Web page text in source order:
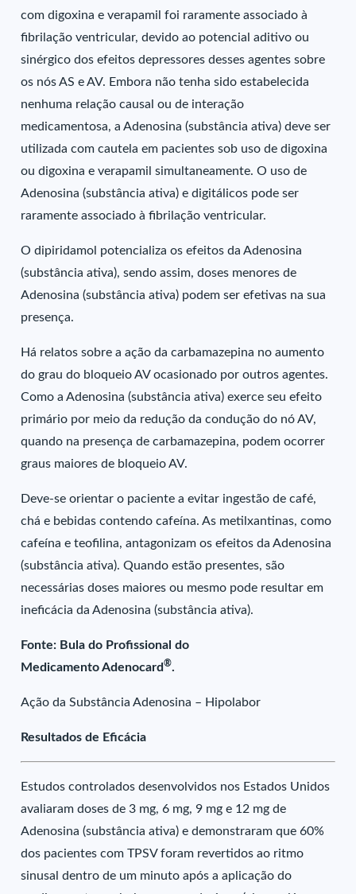
com digoxina e verapamil foi raramente associado à
fibrilação ventricular, devido ao potencial aditivo ou
sinérgico dos efeitos depressores desses agentes sobre
os nós AS e AV. Embora não tenha sido estabelecida
nenhuma relação causal ou de interação
medicamentosa, a Adenosina (substância ativa) deve ser
utilizada com cautela em pacientes sob uso de digoxina
ou digoxina e verapamil simultaneamente. O uso de
Adenosina (substância ativa) e digitálicos pode ser
raramente associado à fibrilação ventricular.
O dipiridamol potencializa os efeitos da Adenosina
(substância ativa), sendo assim, doses menores de
Adenosina (substância ativa) podem ser efetivas na sua
presença.
Há relatos sobre a ação da carbamazepina no aumento
do grau do bloqueio AV ocasionado por outros agentes.
Como a Adenosina (substância ativa) exerce seu efeito
primário por meio da redução da condução do nó AV,
quando na presença de carbamazepina, podem ocorrer
graus maiores de bloqueio AV.
Deve-se orientar o paciente a evitar ingestão de café,
chá e bebidas contendo cafeína. As metilxantinas, como
cafeína e teofilina, antagonizam os efeitos da Adenosina
(substância ativa). Quando estão presentes, são
necessárias doses maiores ou mesmo pode resultar em
ineficácia da Adenosina (substância ativa).
Fonte: Bula do Profissional do
Medicamento Adenocard®.
Ação da Substância Adenosina – Hipolabor
Resultados de Eficácia
Estudos controlados desenvolvidos nos Estados Unidos
avaliaram doses de 3 mg, 6 mg, 9 mg e 12 mg de
Adenosina (substância ativa) e demonstraram que 60%
dos pacientes com TPSV foram revertidos ao ritmo
sinusal dentro de um minuto após a aplicação do